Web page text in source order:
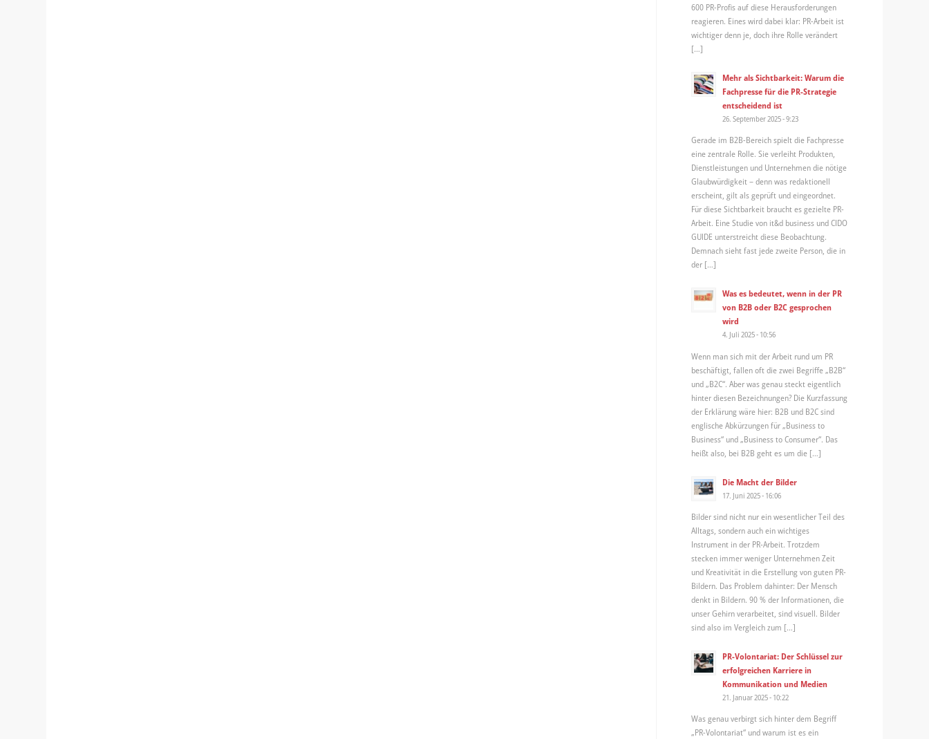
600 PR-Profis auf diese Herausforderungen
reagieren. Eines wird dabei klar: PR-Arbeit ist
wichtiger denn je, doch ihre Rolle verändert
[…]
Mehr als Sichtbarkeit: Warum die
Fachpresse für die PR-Strategie
entscheidend ist
26. September 2025 - 9:23
Gerade im B2B-Bereich spielt die Fachpresse
eine zentrale Rolle. Sie verleiht Produkten,
Dienstleistungen und Unternehmen die nötige
Glaubwürdigkeit – denn was redaktionell
erscheint, gilt als geprüft und eingeordnet.
Für diese Sichtbarkeit braucht es gezielte PR-
Arbeit. Eine Studie von it&d business und CIDO
GUIDE unterstreicht diese Beobachtung.
Demnach sieht fast jede zweite Person, die in
der […]
Was es bedeutet, wenn in der PR
von B2B oder B2C gesprochen
wird
4. Juli 2025 - 10:56
Wenn man sich mit der Arbeit rund um PR
beschäftigt, fallen oft die zwei Begriffe „B2B“
und „B2C“. Aber was genau steckt eigentlich
hinter diesen Bezeichnungen? Die Kurzfassung
der Erklärung wäre hier: B2B und B2C sind
englische Abkürzungen für „Business to
Business“ und „Business to Consumer“. Das
heißt also, bei B2B geht es um die […]
Die Macht der Bilder
17. Juni 2025 - 16:06
Bilder sind nicht nur ein wesentlicher Teil des
Alltags, sondern auch ein wichtiges
Instrument in der PR-Arbeit. Trotzdem
stecken immer weniger Unternehmen Zeit
und Kreativität in die Erstellung von guten PR-
Bildern. Das Problem dahinter: Der Mensch
denkt in Bildern. 90 % der Informationen, die
unser Gehirn verarbeitet, sind visuell. Bilder
sind also im Vergleich zum […]
PR-Volontariat: Der Schlüssel zur
erfolgreichen Karriere in
Kommunikation und Medien
21. Januar 2025 - 10:22
Was genau verbirgt sich hinter dem Begriff
„PR-Volontariat“ und warum ist es ein